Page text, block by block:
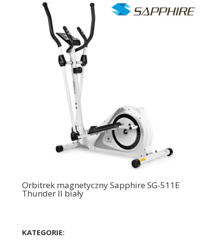
Orbitrek magnetyczny Sapphire SG-511E
Thunder II biały
KATEGORIE: